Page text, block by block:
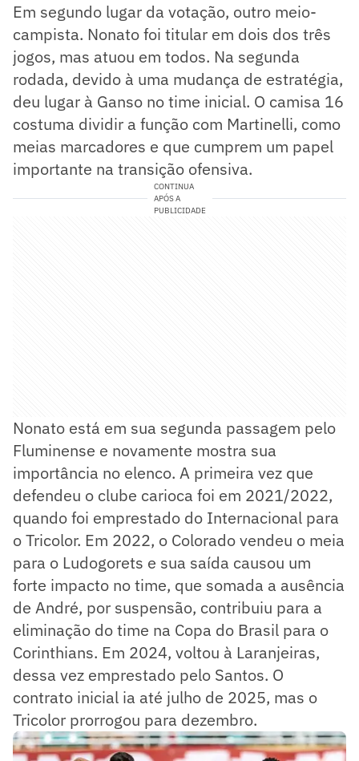
Em segundo lugar da votação, outro meio-
campista. Nonato foi titular em dois dos três
jogos, mas atuou em todos. Na segunda
rodada, devido à uma mudança de estratégia,
deu lugar à Ganso no time inicial. O camisa 16
costuma dividir a função com Martinelli, como
meias marcadores e que cumprem um papel
importante na transição ofensiva.
CONTINUA
APÓS A
PUBLICIDADE
Nonato está em sua segunda passagem pelo
Fluminense e novamente mostra sua
importância no elenco. A primeira vez que
defendeu o clube carioca foi em 2021/2022,
quando foi emprestado do Internacional para
o Tricolor. Em 2022, o Colorado vendeu o meia
para o Ludogorets e sua saída causou um
forte impacto no time, que somada a ausência
de André, por suspensão, contribuiu para a
eliminação do time na Copa do Brasil para o
Corinthians. Em 2024, voltou à Laranjeiras,
dessa vez emprestado pelo Santos. O
contrato inicial ia até julho de 2025, mas o
Tricolor prorrogou para dezembro.